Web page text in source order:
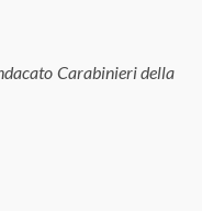
Carabinieri della